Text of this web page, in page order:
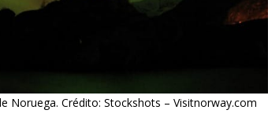
Noruega. Crédito: Stockshots – Visitnorway.com